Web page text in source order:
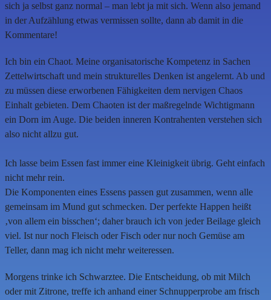
sich ja selbst ganz normal – man lebt ja mit sich. Wenn also jemand
in der Aufzählung etwas vermissen sollte, dann ab damit in die
Kommentare!
Ich bin ein Chaot. Meine organisatorische Kompetenz in Sachen
Zettelwirtschaft und mein strukturelles Denken ist angelernt. Ab und
zu müssen diese erworbenen Fähigkeiten dem nervigen Chaos
Einhalt gebieten. Dem Chaoten ist der maßregelnde Wichtigmann
ein Dorn im Auge. Die beiden inneren Kontrahenten verstehen sich
also nicht allzu gut.
Ich lasse beim Essen fast immer eine Kleinigkeit übrig. Geht einfach
nicht mehr rein.
Die Komponenten eines Essens passen gut zusammen, wenn alle
gemeinsam im Mund gut schmecken. Der perfekte Happen heißt
‚von allem ein bisschen‘; daher brauch ich von jeder Beilage gleich
viel. Ist nur noch Fleisch oder Fisch oder nur noch Gemüse am
Teller, dann mag ich nicht mehr weiteressen.
Morgens trinke ich Schwarztee. Die Entscheidung, ob mit Milch
oder mit Zitrone, treffe ich anhand einer Schnupperprobe am frisch